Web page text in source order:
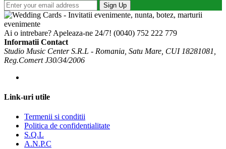
Sign Up
Ai o intrebare? Apeleaza-ne 24/7! (0040) 752 222 779
Informatii Contact
Studio Music Center S.R.L - Romania, Satu Mare, CUI 18281081,
Reg.Comert J30/34/2006
Link-uri utile
Termenii si conditii
Politica de confidentialitate
S.Q.L
A.N.P.C